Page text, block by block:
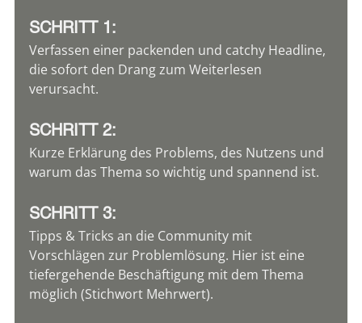
SCHRITT 1:
Verfassen einer packenden und catchy Headline,
die sofort den Drang zum Weiterlesen
verursacht.
SCHRITT 2:
Kurze Erklärung des Problems, des Nutzens und
warum das Thema so wichtig und spannend ist.
SCHRITT 3:
Tipps & Tricks an die Community mit
Vorschlägen zur Problemlösung. Hier ist eine
tiefergehende Beschäftigung mit dem Thema
möglich (Stichwort Mehrwert).